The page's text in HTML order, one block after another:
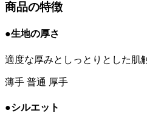
商品の特徴
●生地の厚さ
適度な厚みとしっとりとした肌
薄手 普通 厚手
●シルエット